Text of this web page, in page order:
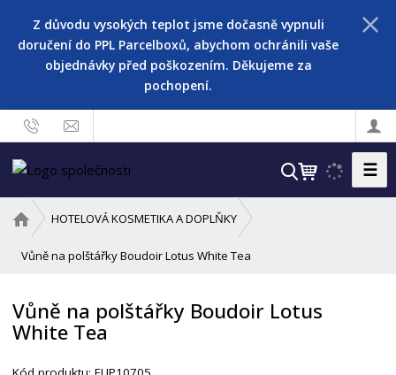
Z důvodu vysokých teplot jsme dočasně vypnuli
doručení do PPL Parcelboxů, abychom ochránili vaše
objednávky před poškozením. Děkujeme za
pochopení.
V
t
☰
v
o
í
s
HOTELOVÁ KOSMETIKA A DOPLŇKY
Vůně na polštářky Boudoir Lotus White Tea
Vůně na polštářky Boudoir Lotus
White Tea